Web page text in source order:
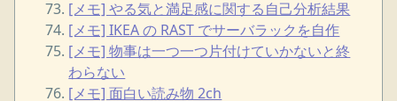
[メモ] やる気と満足感に関する自己分析結果
[メモ] IKEA の RAST でサーバラックを自作
[メモ] 物事は一つ一つ片付けていかないと終
わらない
[メモ] 面白い読み物 2ch